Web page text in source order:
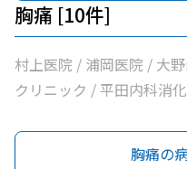
胸痛 [10件]
村上医院 / 浦岡医院 / 大
クリニック / 平田内科消
法人北斗会大洲中央病院
胸痛の